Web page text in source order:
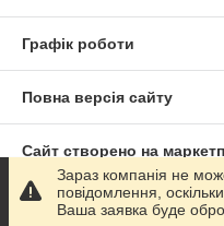
Графік роботи
Повна версія сайту
Сайт створено на
Політика
Зараз компанія не
повідомлення,
Ваша заявка буде